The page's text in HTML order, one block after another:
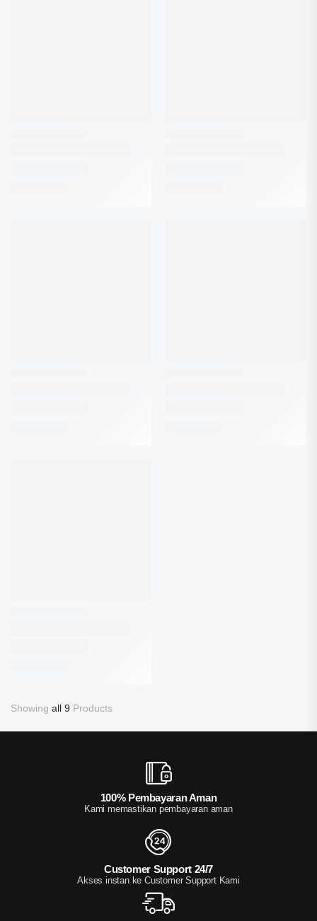
Showing all 9 Products
100% Pembayaran Aman
Kami memastikan pembayaran aman
Customer Support 24/7
Akses instan ke Customer Support Kami